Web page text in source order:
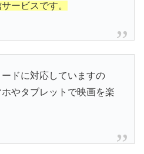
ービスです。
ドに対応していますの
やタブレットで映画を楽